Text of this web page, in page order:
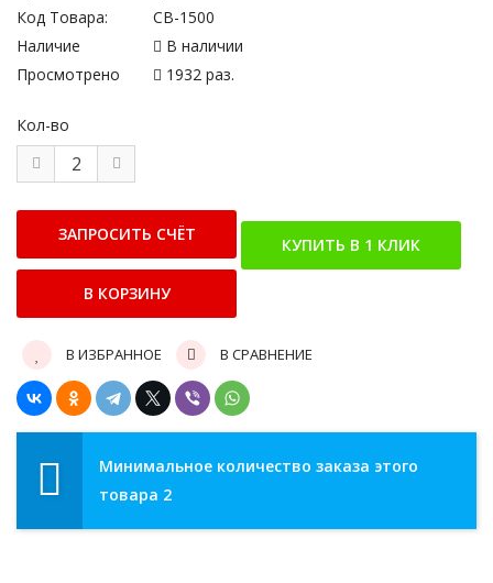
Код Товара:
CB-1500
Наличие
В наличии
Просмотрено
1932 раз.
Кол-во
В ИЗБРАННОЕ В СРАВНЕНИЕ
Минимальное количество заказа этого
товара 2